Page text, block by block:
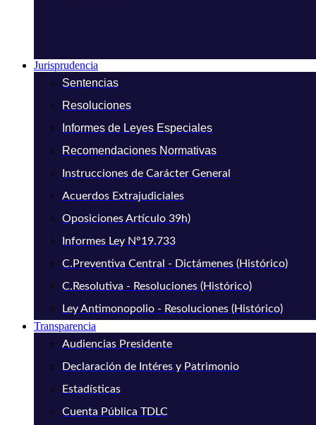
Jurisprudencia
Sentencias
Resoluciones
Informes de Leyes Especiales
Recomendaciones Normativas
Instrucciones de Carácter General
Acuerdos Extrajudiciales
Oposiciones Artículo 39h)
Informes Ley N°19.733
C.Preventiva Central - Dictámenes (Histórico)
C.Resolutiva - Resoluciones (Histórico)
Ley Antimonopolio - Resoluciones (Histórico)
Transparencia
Audiencias Presidente
Declaración de Intéres y Patrimonio
Estadísticas
Cuenta Pública TDLC